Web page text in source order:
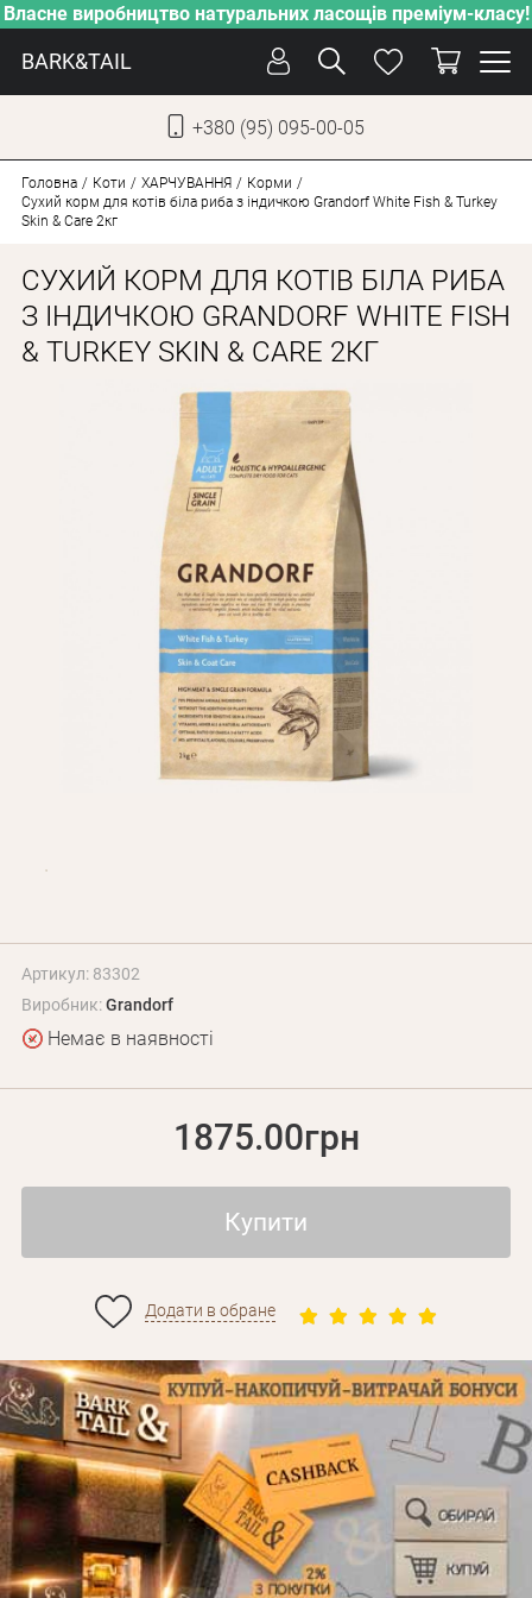
Власне виробництво натуральних ласощів преміум-класу!
BARK&TAIL
+380 (95) 095-00-05
ПІКЛУВАННЯ
ВІД СПЕКИ
ВЛАСНЕ ВИРОБНИЦТВО
НОВИНКИ
АКЦІЇ
ДЛЯ СОБАК
Оплата і доставка
Програма лояльності
Про Нас
Оптовим клієнтам
Контакти
+380 (95) 095-00-05
Головна Коти ХАРЧУВАННЯ
Корми
Сухий корм для котів біла риба з індичкою Grandorf White Fish & Turkey
Skin & Care 2кг
СУХИЙ КОРМ ДЛЯ КОТІВ БІЛА РИБА
З ІНДИЧКОЮ GRANDORF WHITE FISH
& TURKEY SKIN & CARE 2КГ
Артикул: 83302
Виробник:Grandorf
Немає в наявності
1875.00грн
Купити
Додати в обране